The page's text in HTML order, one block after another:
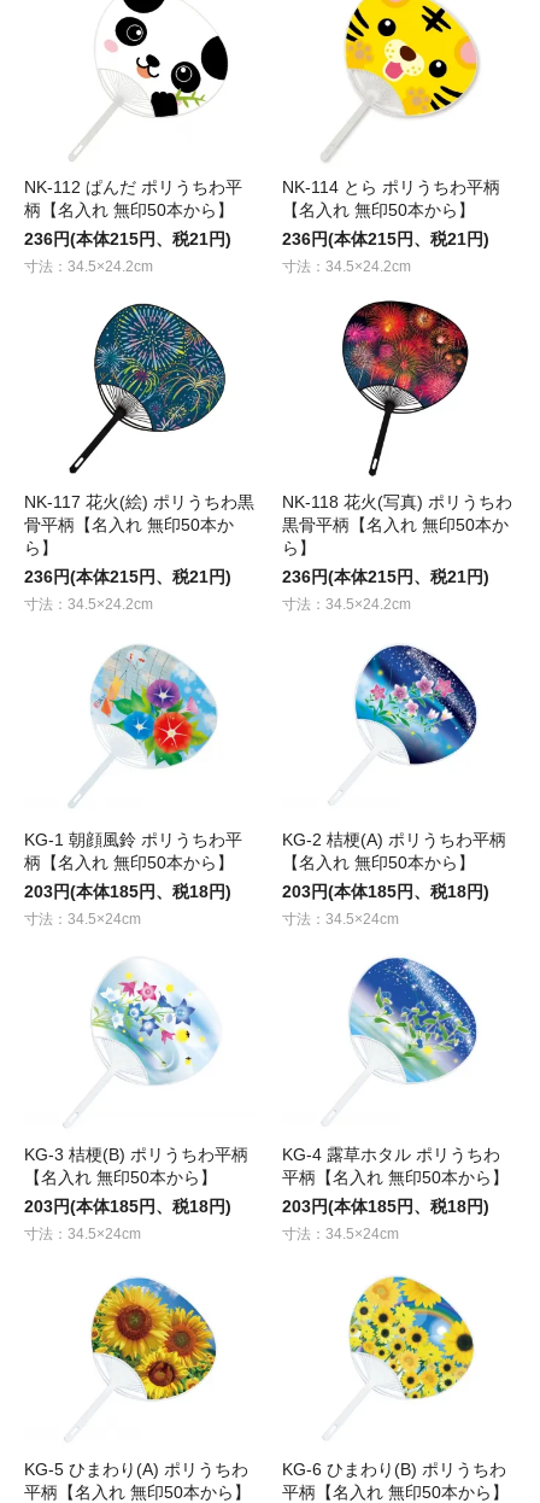
NK-112 ぱんだ ポリうちわ平
柄【名入れ 無印50本から】
236円(本体215円、税21円)
寸法：34.5×24.2cm
NK-114 とら ポリうちわ平柄
【名入れ 無印50本から】
236円(本体215円、税21円)
寸法：34.5×24.2cm
NK-117 花火(絵) ポリうちわ黒
骨平柄【名入れ 無印50本か
ら】
236円(本体215円、税21円)
寸法：34.5×24.2cm
NK-118 花火(写真) ポリうちわ
黒骨平柄【名入れ 無印50本か
ら】
236円(本体215円、税21円)
寸法：34.5×24.2cm
KG-1 朝顔風鈴 ポリうちわ平
柄【名入れ 無印50本から】
203円(本体185円、税18円)
寸法：34.5×24cm
KG-2 桔梗(A) ポリうちわ平柄
【名入れ 無印50本から】
203円(本体185円、税18円)
寸法：34.5×24cm
KG-3 桔梗(B) ポリうちわ平柄
【名入れ 無印50本から】
203円(本体185円、税18円)
寸法：34.5×24cm
KG-4 露草ホタル ポリうちわ
平柄【名入れ 無印50本から】
203円(本体185円、税18円)
寸法：34.5×24cm
KG-5 ひまわり(A) ポリうちわ
平柄【名入れ 無印50本から】
KG-6 ひまわり(B) ポリうちわ
平柄【名入れ 無印50本から】